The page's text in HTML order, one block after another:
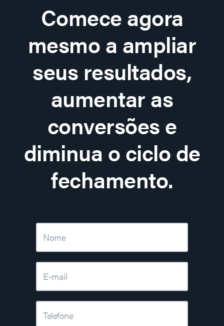
Comece agora
mesmo a ampliar
seus resultados,
aumentar as
conversões e
diminua o ciclo de
fechamento.